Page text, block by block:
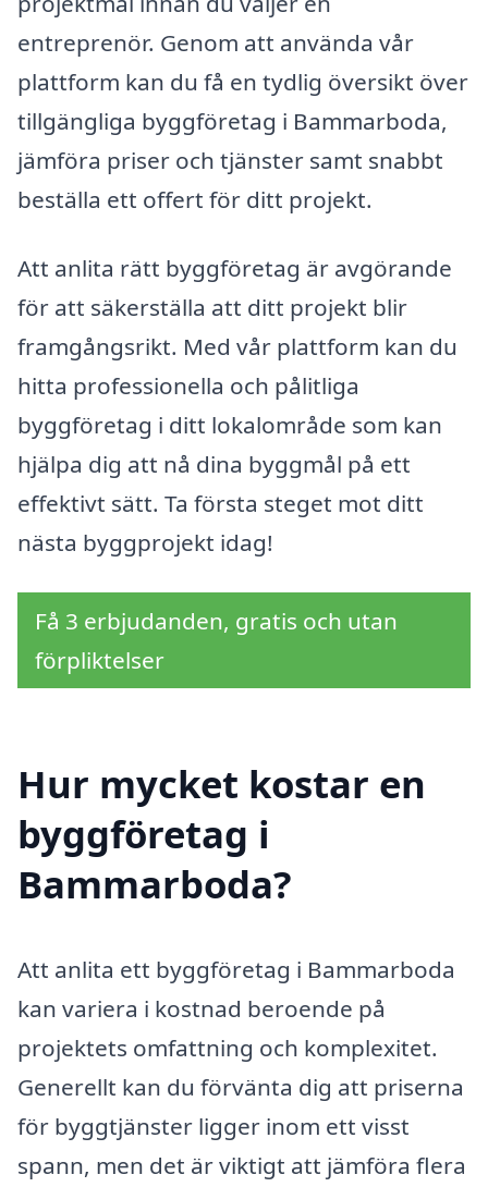
entreprenör. Genom att använda vår
plattform kan du få en tydlig översikt över
tillgängliga byggföretag i Bammarboda,
jämföra priser och tjänster samt snabbt
beställa ett offert för ditt projekt.
Att anlita rätt byggföretag är avgörande
för att säkerställa att ditt projekt blir
framgångsrikt. Med vår plattform kan du
hitta professionella och pålitliga
byggföretag i ditt lokalområde som kan
hjälpa dig att nå dina byggmål på ett
effektivt sätt. Ta första steget mot ditt
nästa byggprojekt idag!
Få 3 erbjudanden, gratis och utan
förpliktelser
Hur mycket kostar en
byggföretag i
Bammarboda?
Att anlita ett byggföretag i Bammarboda
kan variera i kostnad beroende på
projektets omfattning och komplexitet.
Generellt kan du förvänta dig att priserna
för byggtjänster ligger inom ett visst
spann, men det är viktigt att jämföra flera